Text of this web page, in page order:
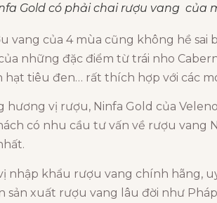
Gold có phải chai rượu vang của
vang của 4 mùa cũng không hề
những đặc điểm từ trái nho
tiêu đen… rất thích hợp với các
hương vị rượu, Ninfa Gold của
có nhu cầu tư vấn về rượu vang
nhập khẩu rượu vang chính hãng,
sản xuất rượu vang lâu đời như